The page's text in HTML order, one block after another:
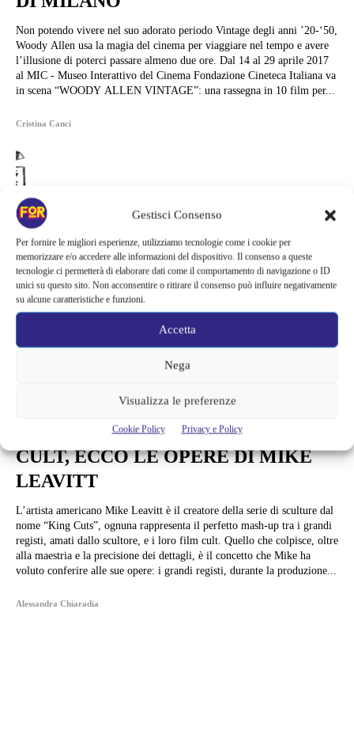
Gestisci Consenso
Per fornire le migliori esperienze, utilizziamo tecnologie come i cookie per
memorizzare e/o accedere alle informazioni del dispositivo. Il consenso a queste
tecnologie ci permetterà di elaborare dati come il comportamento di navigazione o ID
unici su questo sito. Non acconsentire o ritirare il consenso può influire negativamente
su alcune caratteristiche e funzioni.
Accetta
Nega
Visualizza le preferenze
Cookie Policy Privacy e Policy
Non potendo vivere nel suo adorato periodo Vintage degli anni ’20-‘50,
Woody Allen usa la magia del cinema per viaggiare nel tempo e avere
l’illusione di poterci passare almeno due ore. Dal 14 al 29 aprile 2017
al MIC - Museo Interattivo del Cinema Fondazione Cineteca Italiana va
in scena “WOODY ALLEN VINTAGE”: una rassegna in 10 film per...
Cristina Canci
I GRANDI REGISTI SI
TRASFORMANO NEI LORO FILM
CULT, ECCO LE OPERE DI MIKE
LEAVITT
L’artista americano Mike Leavitt è il creatore della serie di sculture dal
nome “King Cuts”, ognuna rappresenta il perfetto mash-up tra i grandi
registi, amati dallo scultore, e i loro film cult. Quello che colpisce, oltre
alla maestria e la precisione dei dettagli, è il concetto che Mike ha
voluto conferire alle sue opere: i grandi registi, durante la produzione...
Alessandra Chiaradia